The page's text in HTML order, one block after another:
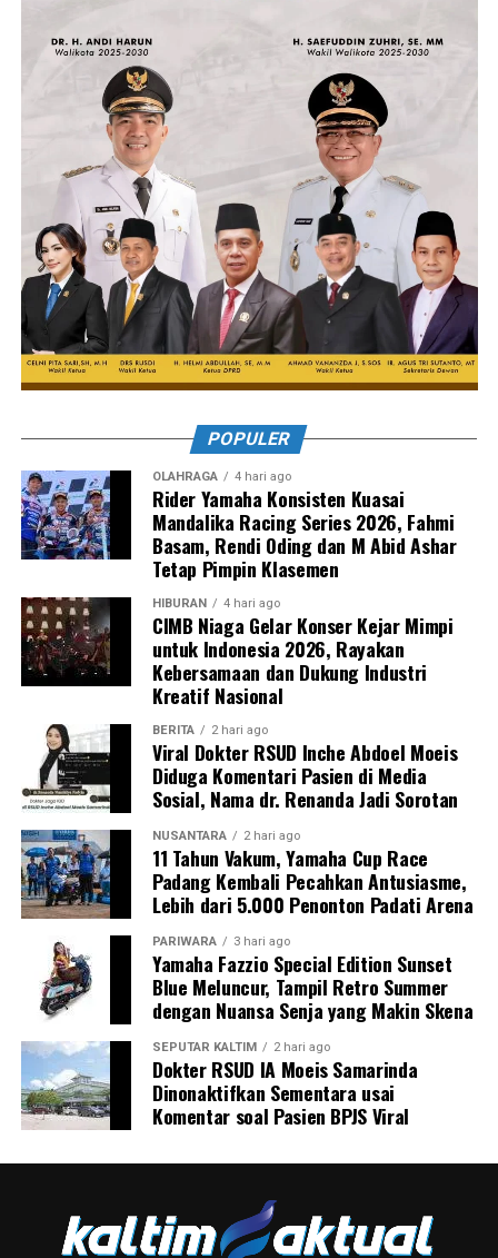
POPULER
OLAHRAGA 4 hari ago
Rider Yamaha Konsisten Kuasai
Mandalika Racing Series 2026, Fahmi
Basam, Rendi Oding dan M Abid Ashar
Tetap Pimpin Klasemen
HIBURAN 4 hari ago
CIMB Niaga Gelar Konser Kejar Mimpi
untuk Indonesia 2026, Rayakan
Kebersamaan dan Dukung Industri
Kreatif Nasional
BERITA 2 hari ago
Viral Dokter RSUD Inche Abdoel Moeis
Diduga Komentari Pasien di Media
Sosial, Nama dr. Renanda Jadi Sorotan
NUSANTARA 2 hari ago
11 Tahun Vakum, Yamaha Cup Race
Padang Kembali Pecahkan Antusiasme,
Lebih dari 5.000 Penonton Padati Arena
PARIWARA 3 hari ago
Yamaha Fazzio Special Edition Sunset
Blue Meluncur, Tampil Retro Summer
dengan Nuansa Senja yang Makin Skena
SEPUTAR KALTIM 2 hari ago
Dokter RSUD IA Moeis Samarinda
Dinonaktifkan Sementara usai
Komentar soal Pasien BPJS Viral